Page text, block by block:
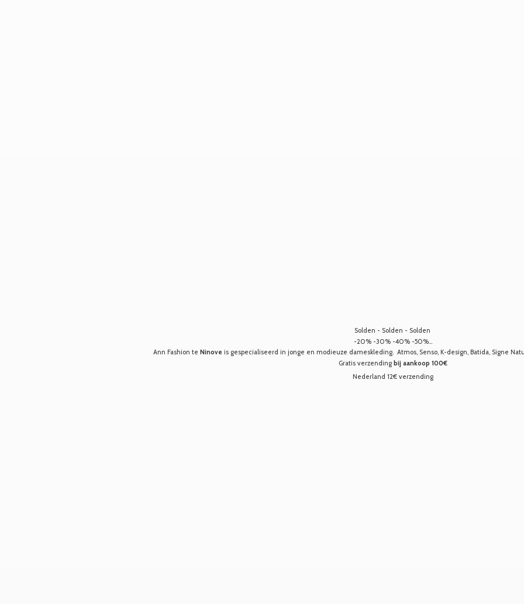
Solden - Solden - Solden
-20% -30% -40% -50%...
Ann Fashion te Ninove is gespecialiseerd in jonge en modieuze dameskleding. Atmos, Senso, K-design, Batida, Signe
Gratis verzending bij aankoop 100€
Nederland 12€ verzending